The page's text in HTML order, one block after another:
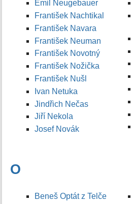
Emil Neugebauer
František Nachtikal
František Navara
František Neuman
František Novotný
František Nožička
František Nušl
Ivan Netuka
Jindřich Nečas
Jiří Nekola
Josef Novák
O
Beneš Optát z Telče